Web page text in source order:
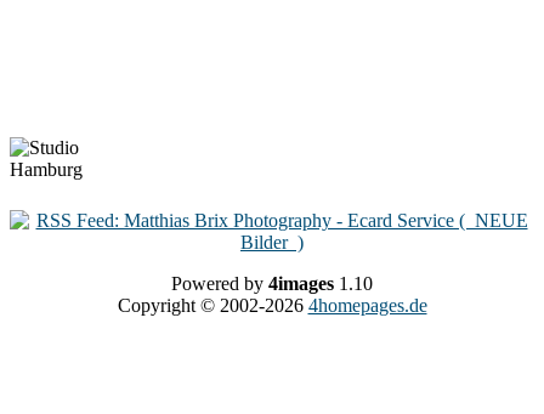
Powered by 4images 1.10
Copyright © 2002-2026 4homepages.de